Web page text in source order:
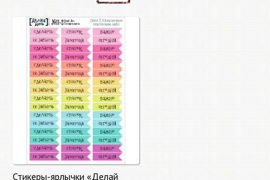
Стикеры-ярлычки «Делай